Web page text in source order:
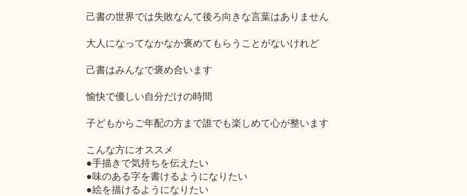
己書の世界では失敗なんて後ろ向きな言葉はありません
大人になってなかなか褒めてもらうことがないけれど
己書はみんなで褒め合います
愉快で優しい自分だけの時間
子どもからご年配の方まで誰でも楽しめて心が整います
こんな方にオススメ
●手描きで気持ちを伝えたい
●味のある字を書けるようになりたい
●絵を描けるようになりたい